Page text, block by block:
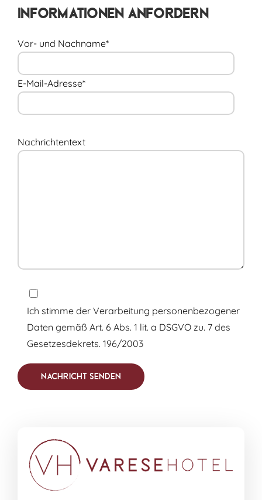
Informationen Anfordern
Vor- und Nachname*
E-Mail-Adresse*
Nachrichtentext
Ich stimme der Verarbeitung personenbezogener
Daten gemäß Art. 6 Abs. 1 lit. a DSGVO zu. 7 des
Gesetzesdekrets. 196/2003
Nachricht senden